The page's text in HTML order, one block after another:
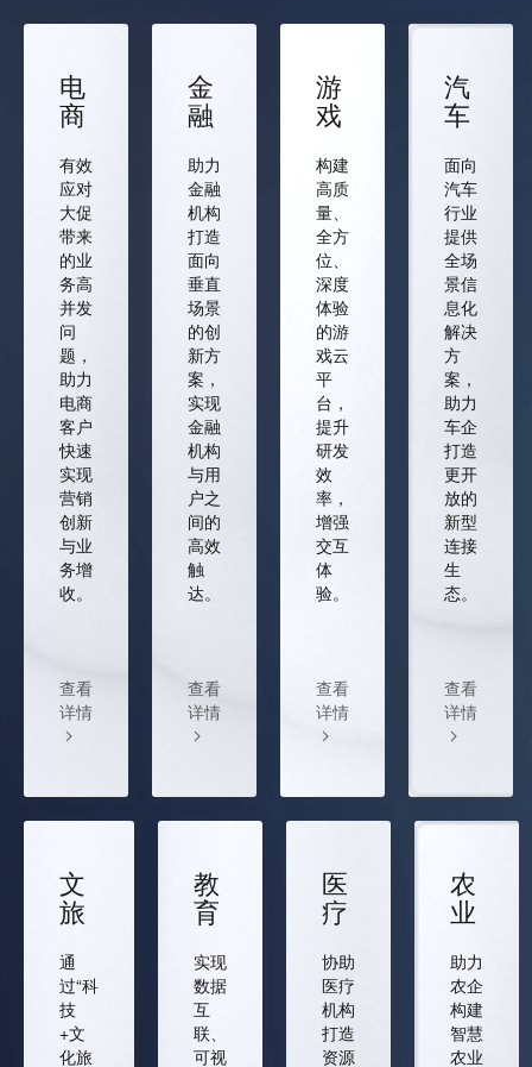
电
商
有效
应对
大促
带来
的业
务高
并发
问
题，
助力
电商
客户
快速
实现
营销
创新
与业
务增
收。
查看
详情
金
融
助力
金融
机构
打造
面向
垂直
场景
的创
新方
案，
实现
金融
机构
与用
户之
间的
高效
触
达。
查看
详情
游
戏
构建
高质
量、
全方
位、
深度
体验
的游
戏云
平
台，
提升
研发
效
率，
增强
交互
体
验。
查看
详情
汽
车
面向
汽车
行业
提供
全场
景信
息化
解决
方
案，
助力
车企
打造
更开
放的
新型
连接
生
态。
查看
详情
文
旅
通
过“科
技
+文
化旅
教
育
实现
数据
互
联、
可视
医
疗
协助
医疗
机构
打造
资源
农
业
助力
农企
构建
智慧
农业